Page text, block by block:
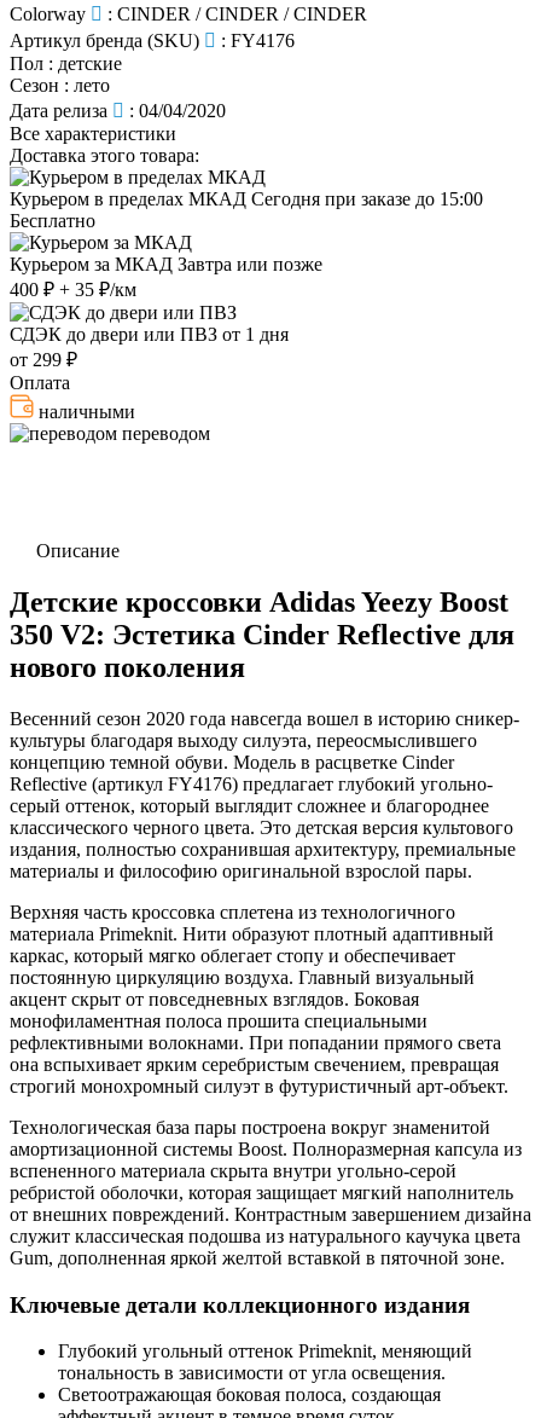
Colorway
: CINDER / CINDER / CINDER
Артикул бренда (SKU)
: FY4176
Пол : детские
Сезон : лето
Дата релиза
: 04/04/2020
Все характеристики
Доставка этого товара:
Курьером в пределах МКАД Сегодня при заказе до 15:00
Бесплатно
Курьером за МКАД Завтра или позже
400 ₽ + 35 ₽/км
СДЭК до двери или ПВЗ от 1 дня
от 299 ₽
Оплата
наличными
переводом
Описание
Детские кроссовки Adidas Yeezy Boost
350 V2: Эстетика Cinder Reflective для
нового поколения
Весенний сезон 2020 года навсегда вошел в историю сникер-
культуры благодаря выходу силуэта, переосмыслившего
концепцию темной обуви. Модель в расцветке Cinder
Reflective (артикул FY4176) предлагает глубокий угольно-
серый оттенок, который выглядит сложнее и благороднее
классического черного цвета. Это детская версия культового
издания, полностью сохранившая архитектуру, премиальные
материалы и философию оригинальной взрослой пары.
Верхняя часть кроссовка сплетена из технологичного
материала Primeknit. Нити образуют плотный адаптивный
каркас, который мягко облегает стопу и обеспечивает
постоянную циркуляцию воздуха. Главный визуальный
акцент скрыт от повседневных взглядов. Боковая
монофиламентная полоса прошита специальными
рефлективными волокнами. При попадании прямого света
она вспыхивает ярким серебристым свечением, превращая
строгий монохромный силуэт в футуристичный арт-объект.
Технологическая база пары построена вокруг знаменитой
амортизационной системы Boost. Полноразмерная капсула из
вспененного материала скрыта внутри угольно-серой
ребристой оболочки, которая защищает мягкий наполнитель
от внешних повреждений. Контрастным завершением дизайна
служит классическая подошва из натурального каучука цвета
Gum, дополненная яркой желтой вставкой в пяточной зоне.
Ключевые детали коллекционного издания
Глубокий угольный оттенок Primeknit, меняющий
тональность в зависимости от угла освещения.
Светоотражающая боковая полоса, создающая